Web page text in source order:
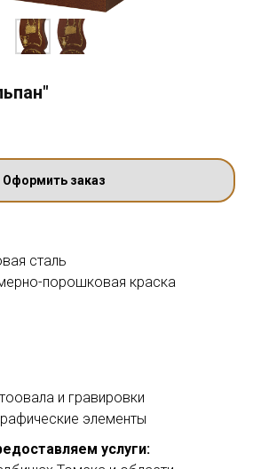
Оформить заказ
сталь
порошковая краска
и гравировки
элементы
услуги: